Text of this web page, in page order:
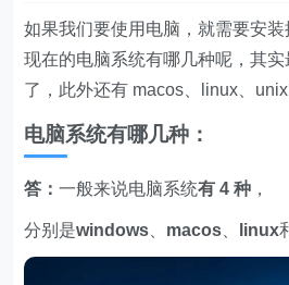
如果我们要使用电脑，就需要安
现在的电脑系统有哪几种呢，其
了，此外还有 macos、linux、unix
电脑系统有哪几种：
答：一般来说电脑系统有 4 种 ，
分别是windows macos linux